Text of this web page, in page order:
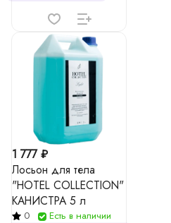
1 777 ₽
Лосьон для тела
"HOTEL COLLECTION"
КАНИСТРА 5 л
0 Есть в наличии